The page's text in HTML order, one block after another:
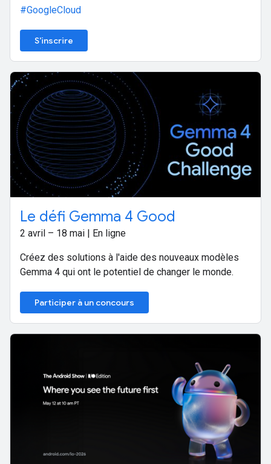
#GoogleCloud
S'inscrire
Le défi Gemma 4 Good
2 avril – 18 mai | En ligne
Créez des solutions à l'aide des nouveaux modèles
Gemma 4 qui ont le potentiel de changer le monde.
Participer à un concours